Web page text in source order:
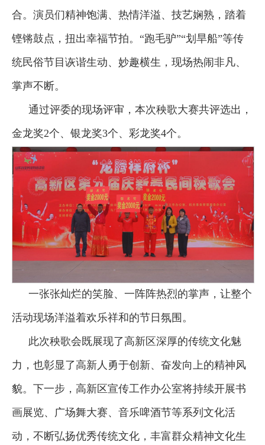
合。演员们精神饱满、热情洋溢、技艺娴熟，踏着
铿锵鼓点，扭出幸福节拍。“跑毛驴”“划旱船”等传
统民俗节目诙谐生动、妙趣横生，现场热闹非凡、
掌声不断。
通过评委的现场评审，本次秧歌大赛共评选出，
金龙奖2个、银龙奖3个、彩龙奖4个。
一张张灿烂的笑脸、一阵阵热烈的掌声，让整个
活动现场洋溢着欢乐祥和的节日氛围。
此次秧歌会既展现了高新区深厚的传统文化魅
力，也彰显了高新人勇于创新、奋发向上的精神风
貌。下一步，高新区宣传工作办公室将持续开展书
画展览、广场舞大赛、音乐啤酒节等系列文化活
动，不断弘扬优秀传统文化，丰富群众精神文化生